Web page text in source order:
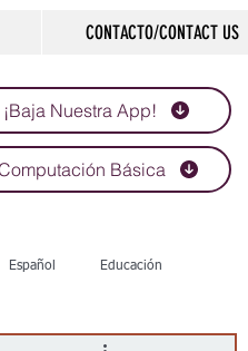
CONTACTO/CONTACT US
¡Baja Nuestra App!
Básica
Español Educación